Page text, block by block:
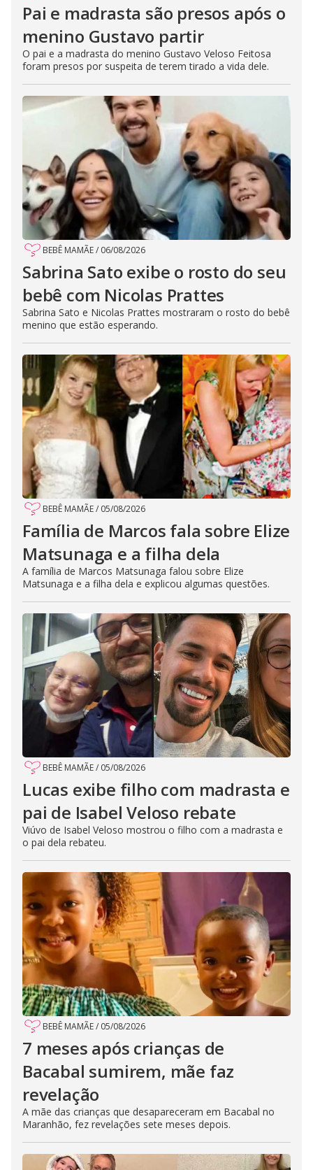
Pai e madrasta são presos após o
menino Gustavo partir
O pai e a madrasta do menino Gustavo Veloso Feitosa
foram presos por suspeita de terem tirado a vida dele.
BEBÊ MAMÃE/ 06/08/2026
Sabrina Sato exibe o rosto do seu
bebê com Nicolas Prattes
Sabrina Sato e Nicolas Prattes mostraram o rosto do bebê
menino que estão esperando.
BEBÊ MAMÃE/ 05/08/2026
Família de Marcos fala sobre Elize
Matsunaga e a filha dela
A família de Marcos Matsunaga falou sobre Elize
Matsunaga e a filha dela e explicou algumas questões.
BEBÊ MAMÃE/ 05/08/2026
Lucas exibe filho com madrasta e
pai de Isabel Veloso rebate
Viúvo de Isabel Veloso mostrou o filho com a madrasta e
o pai dela rebateu.
BEBÊ MAMÃE/ 05/08/2026
7 meses após crianças de
Bacabal sumirem, mãe faz
revelação
A mãe das crianças que desapareceram em Bacabal no
Maranhão, fez revelações sete meses depois.